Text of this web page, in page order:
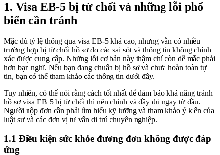
1. Visa EB-5 bị từ chối và những lỗi phổ
biến cần tránh
Mặc dù tỷ lệ thông qua visa EB-5 khá cao, nhưng vẫn có nhiều
trường hợp bị từ chối hồ sơ do các sai sót và thông tin không chính
xác được cung cấp. Những lỗi cơ bản này thậm chí còn dễ mắc phải
hơn bạn nghĩ. Nếu bạn đang chuẩn bị hồ sơ và chưa hoàn toàn tự
tin, bạn có thể tham khảo các thông tin dưới đây.
Tuy nhiên, có thể nói rằng cách tốt nhất để đảm bảo khả năng tránh
hồ sơ visa EB-5 bị từ chối thì nên chỉnh và đầy đủ ngay từ đầu.
Người nộp đơn cần phải tìm hiểu kỹ lưỡng và tham khảo ý kiến của
luật sư và các đơn vị tư vấn di trú chuyên nghiệp.
1.1 Điều kiện sức khỏe đương đơn không được đáp
ứng